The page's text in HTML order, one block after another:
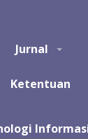
skripsi.
Jurnal
Ketentuan